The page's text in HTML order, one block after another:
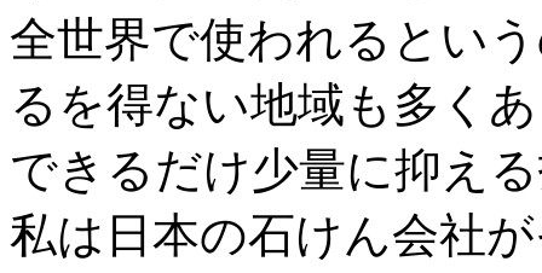
全世界で使われるとい
るを得ない地域も多く
できるだけ少量に抑え
私は日本の石けん会社